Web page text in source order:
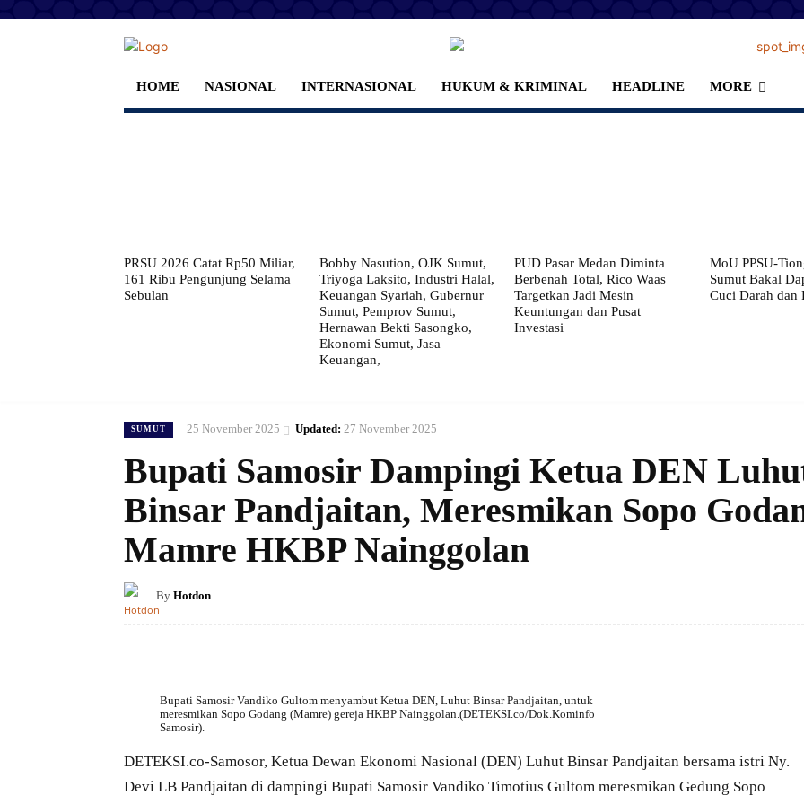
HOME NASIONAL INTERNASIONAL HUKUM & KRIMINAL HEADLINE MORE
PRSU 2026 Catat Rp50 Miliar,
161 Ribu Pengunjung Selama
Sebulan
Bobby Nasution, OJK Sumut,
Triyoga Laksito, Industri Halal,
Keuangan Syariah, Gubernur
Sumut, Pemprov Sumut,
Hernawan Bekti Sasongko,
Ekonomi Sumut, Jasa
Keuangan,
PUD Pasar Medan Diminta
Berbenah Total, Rico Waas
Targetkan Jadi Mesin
Keuntungan dan Pusat
Investasi
MoU PPSU-
Sumut Bakal
Cuci Darah dan
SUMUT 25 November 2025 Updated: 27 November 2025
Bupati Samosir Dampingi Ketua DEN
Binsar Pandjaitan, Meresmikan Sopo
Mamre HKBP Nainggolan
By Hotdon
Bupati Samosir Vandiko Gultom menyambut Ketua DEN, Luhut Binsar Pandjaitan, untuk
meresmikan Sopo Godang (Mamre) gereja HKBP Nainggolan.(DETEKSI.co/Dok.Kominfo
Samosir).
DETEKSI.co-Samosor, Ketua Dewan Ekonomi Nasional (DEN) Luhut Binsar Pandjaitan bersama istri Ny.
Devi LB Pandjaitan di dampingi Bupati Samosir Vandiko Timotius Gultom meresmikan Gedung Sopo